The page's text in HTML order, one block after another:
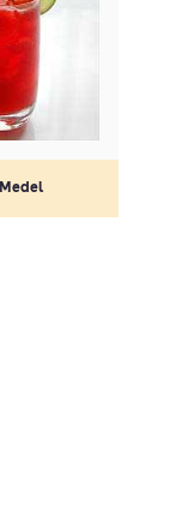
Medel